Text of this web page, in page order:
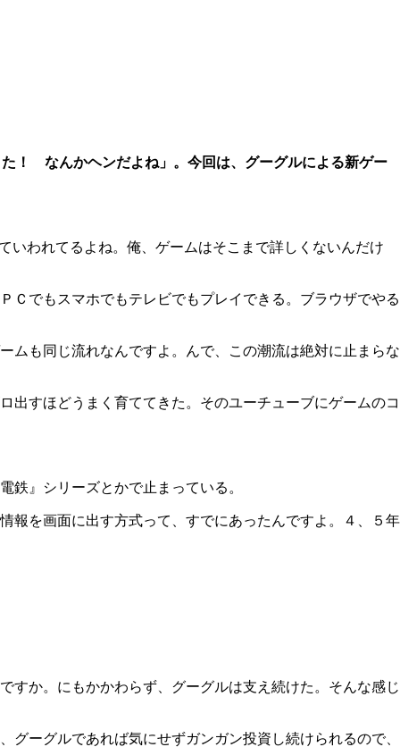
！ なんかヘンだよね」。今回は、グーグルによる新ゲー
われてるよね。俺、ゲームはそこまで詳しくないんだけ
でもスマホでもテレビでもプレイできる。ブラウザでやる
ムも同じ流れなんですよ。んで、この潮流は絶対に止まらな
すほどうまく育ててきた。そのユーチューブにゲームのコ
』シリーズとかで止まっている。
報を画面に出す方式って、すでにあったんですよ。４、５年
か。にもかかわらず、グーグルは支え続けた。そんな感じ
ーグルであれば気にせずガンガン投資し続けられるので、